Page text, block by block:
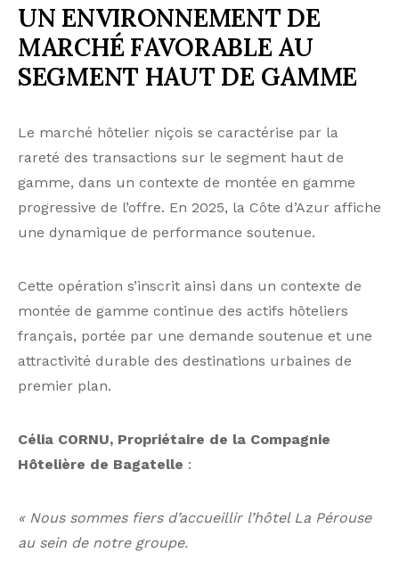
UN ENVIRONNEMENT DE
MARCHÉ FAVORABLE AU
SEGMENT HAUT DE GAMME
Le marché hôtelier niçois se caractérise par la
rareté des transactions sur le segment haut de
gamme, dans un contexte de montée en gamme
progressive de l’offre. En 2025, la Côte d’Azur affiche
une dynamique de performance soutenue.
Cette opération s’inscrit ainsi dans un contexte de
montée de gamme continue des actifs hôteliers
français, portée par une demande soutenue et une
attractivité durable des destinations urbaines de
premier plan.
Célia CORNU, Propriétaire de la Compagnie
Hôtelière de Bagatelle :
« Nous sommes fiers d’accueillir l’hôtel La Pérouse
au sein de notre groupe.